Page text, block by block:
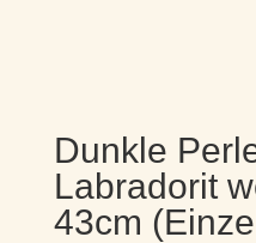
Dunkle
Labradorit
43cm